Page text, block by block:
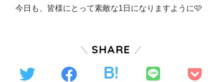
今日も、皆様にとって素敵な1日になりますように🩷
SHARE